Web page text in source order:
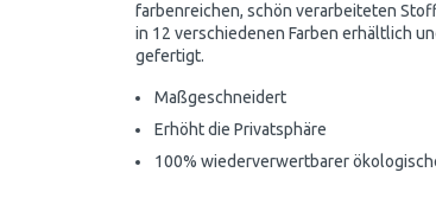
farbenreichen, schön verarbeiteten
in 12 verschiedenen Farben erhältlich
gefertigt.
Maßgeschneidert
Erhöht die Privatsphäre
100% wiederverwertbarer